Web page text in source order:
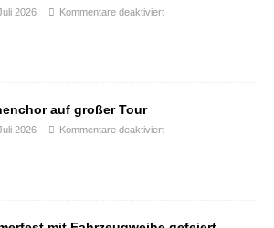
2026 Kommentare deaktiviert
auf großer Tour
2026 Kommentare deaktiviert